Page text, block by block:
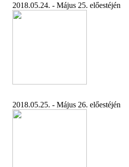
2018.05.24. - Május 25. előestéjén
2018.05.25. - Május 26. előestéjén